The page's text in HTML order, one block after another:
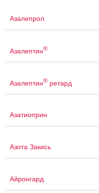
Азалепрол
Азалептин®
Азалептин® ретард
Азатиоприн
Азота Закись
Айронгард